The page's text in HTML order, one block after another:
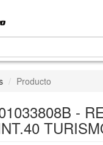
Producto
-